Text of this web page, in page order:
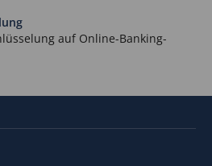
auf Online-Banking-